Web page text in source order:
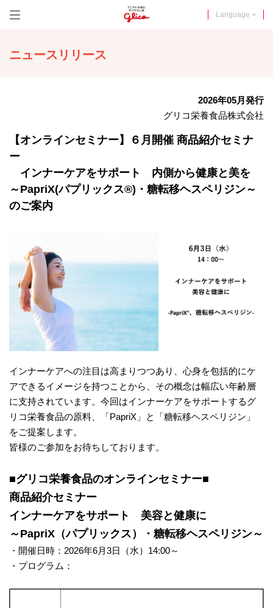
Language
ニュースリリース
2026年05月発行
グリコ栄養食品株式会社
【オンラインセミナー】６月開催 商品紹介セミナ
ー
インナーケアをサポート 内側から健康と美を
～PapriX(パプリックス®)・糖転移ヘスペリジン～
のご案内
インナーケアへの注目は高まりつつあり、心身を包括的にケ
アできるイメージを持つことから、その概念は幅広い年齢層
に支持されています。今回はインナーケアをサポートするグ
リコ栄養食品の原料、「PapriX」と「糖転移ヘスペリジン」
をご提案します。
皆様のご参加をお待ちしております。
■グリコ栄養食品のオンラインセミナー■
商品紹介セミナー
インナーケアをサポート 美容と健康に
～PapriX（パプリックス）・糖転移ヘスペリジン～
・開催日時：2026年6月3日（水）14:00～
・プログラム：